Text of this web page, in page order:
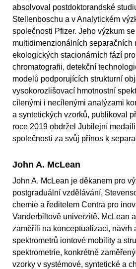
absolvoval postdoktorandské
Stellenboschu a v Analytickém
společnosti Pfizer. Jeho výzkum
multidimenzionálních separačních
ekologických stacionárních fází
chromatografii, detekční
modelů podporujících strukturní
vysokorozlišovací hmotnostní
cílenými i necílenými analýzami
a syntetických vzorků, publikoval
roce 2019 obdržel Jubilejní
společnosti za svůj přínos k
John A. McLean
John A. McLean je děkanem pro
postgraduální vzdělávání,
chemie a ředitelem Centra pro
Vanderbiltově univerzitě. McLean
zaměřili na konceptualizaci, návrh
spektrometrů iontové mobility a
spektrometrie, konkrétně
vzorky v systémové, syntetické a